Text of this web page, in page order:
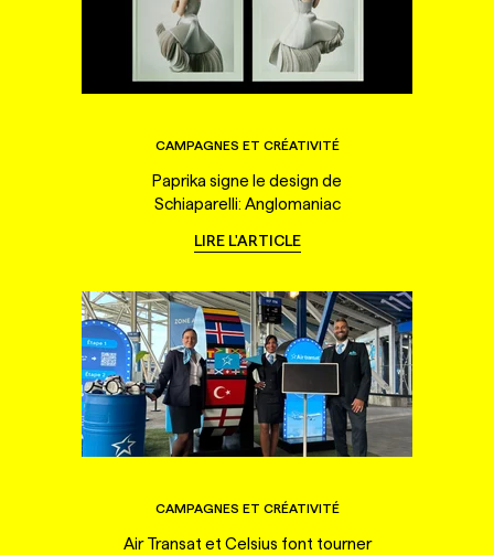
CAMPAGNES ET CRÉATIVITÉ
Paprika signe le design de
Schiaparelli: Anglomaniac
LIRE L'ARTICLE
CAMPAGNES ET CRÉATIVITÉ
Air Transat et Celsius font tourner